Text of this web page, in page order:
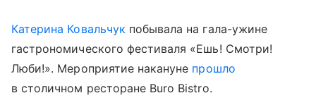
Катерина Ковальчук побывала на гала-ужине
гастрономического фестиваля «Ешь! Смотри!
Люби!». Мероприятие накануне прошло
в столичном ресторане Buro Bistro.